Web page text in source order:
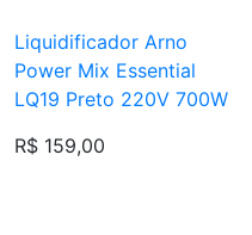
Liquidificador Arno
Power Mix Essential
LQ19 Preto 220V 700W
R$ 159,00